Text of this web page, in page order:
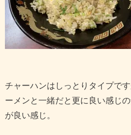
チャーハンはしっとりタイプで
ーメンと一緒だと更に良い感じ
が良い感じ。